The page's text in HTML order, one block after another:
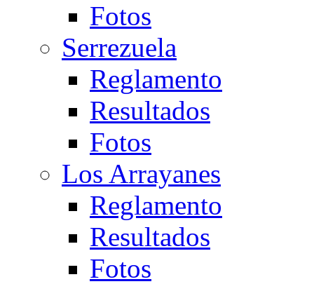
Fotos
Serrezuela
Reglamento
Resultados
Fotos
Los Arrayanes
Reglamento
Resultados
Fotos